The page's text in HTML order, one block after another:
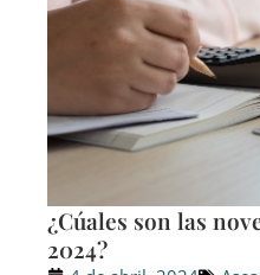
¿Cúales son las
2024?